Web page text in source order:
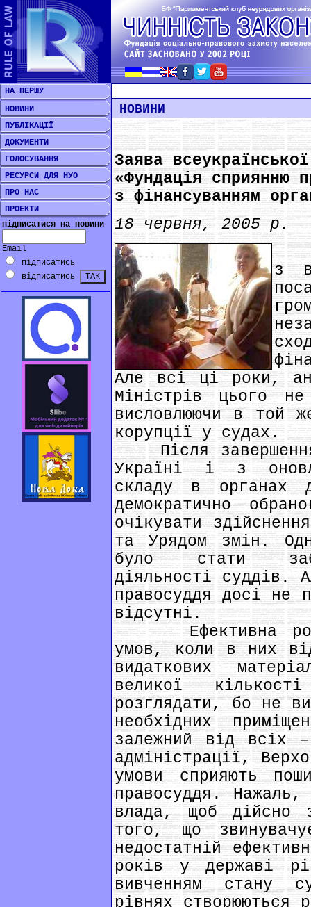
НА ПЕРШУ
НОВИНИ
ПУБЛІКАЦІЇ
ДОКУМЕНТИ
ГОЛОСУВАННЯ
РЕСУРСИ ДЛЯ НУО
ПРО НАС
ПРОЕКТИ
підписатися на новини
Email
підписатись
відписатись
НОВИНИ
Заява
«Фундація сприянню
з фінансуванням
18 червня, 2005 р.
***
з
Але всі ці роки,
Міністрів цього
висловлюючи в той
корупції у судах.
Після завершення
Україні і з
складу в органах
демократично
очікувати
та Урядом змін.
було стати
діяльності суддів.
правосуддя досі не
відсутні.
Ефективна
умов, коли в них
видаткових
великої
розглядати, бо не
необхідних
залежний від всіх
адміністрації,
умови сприяють
правосуддя.
влада, щоб дійсно
того, що
недостатній
років у державі
вивченням стану
рівнях створюються